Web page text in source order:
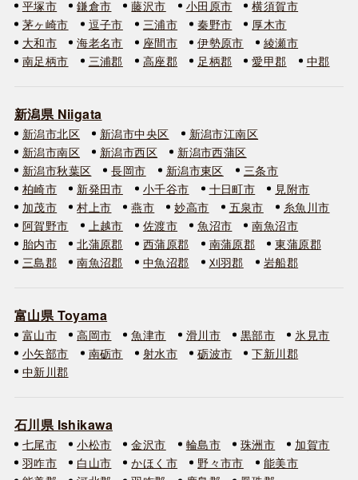
平塚市
鎌倉市 藤沢市 小田原市
横須賀市
茅ヶ崎市
逗子市 三浦市 秦野市
厚木市
大和市
海老名市 座間市 伊勢原市
綾瀬市
南足柄市
三浦郡 高座郡 足柄郡 愛甲郡 中郡
新潟県 Niigata
新潟市北区 新潟市中央区
新潟市江南区
新潟市南区
新潟市西区
新潟市西蒲区
新潟市秋葉区
長岡市 新潟市東区
三条市
柏崎市
新発田市 小千谷市 十日町市
見附市
加茂市
村上市 燕市 妙高市 五泉市
糸魚川市
阿賀野市
上越市 佐渡市 魚沼市
南魚沼市
胎内市
北蒲原郡 西蒲原郡 南蒲原郡
東蒲原郡
三島郡
南魚沼郡 中魚沼郡 刈羽郡 岩船郡
富山県 Toyama
富山市 高岡市 魚津市 滑川市 黒部市
氷見市
小矢部市
南砺市 射水市 砺波市
下新川郡
中新川郡
石川県 Ishikawa
七尾市 小松市 金沢市 輪島市 珠洲市
加賀市
羽咋市
白山市 かほく市 野々市市
能美市